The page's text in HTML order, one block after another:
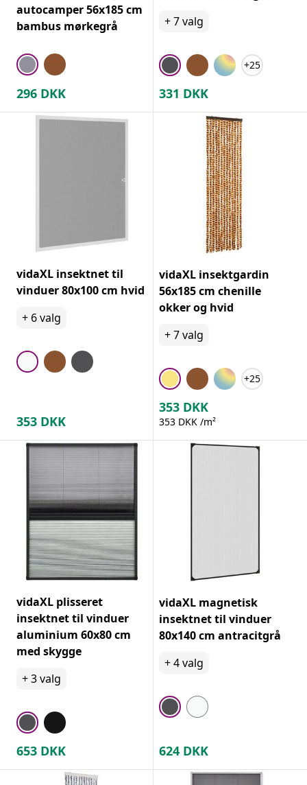
autocamper 56x185 cm
bambus mørkegrå
296 DKK
+7valg
+25
331 DKK
vidaXL insektnet til
vinduer 80x100 cm hvid
+ 6valg
353 DKK
vidaXL insektgardin
56x185 cm chenille
okker og hvid
+7valg
+25
353 DKK
353 DKK /m²
vidaXL plisseret
insektnet til vinduer
aluminium 60x80 cm
med skygge
+3valg
653 DKK
vidaXL magnetisk
insektnet til vinduer
80x140 cm antracitgrå
+4valg
624 DKK